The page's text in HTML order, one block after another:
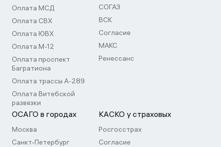
Оплата МСД
Оплата СВХ
Оплата ЮВХ
Оплата М-12
Оплата проспект
Багратиона
Оплата трассы А-289
Оплата Витебской
развязки
СОГАЗ
ВСК
Согласие
МАКС
Ренессанс
ОСАГО в городах
Москва
Санкт-Петербург
КАСКО у страховых
Росгосстрах
Согласие